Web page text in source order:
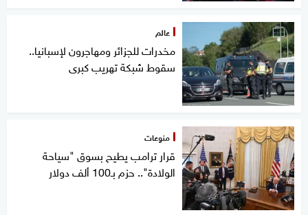
عالم
مخدرات للجزائر ومهاجرون لإسبانيا..
سقوط شبكة تهريب كبرى
منوعات
قرار ترامب يطيح بسوق "سياحة
الولادة".. حزم بـ100 ألف دولار